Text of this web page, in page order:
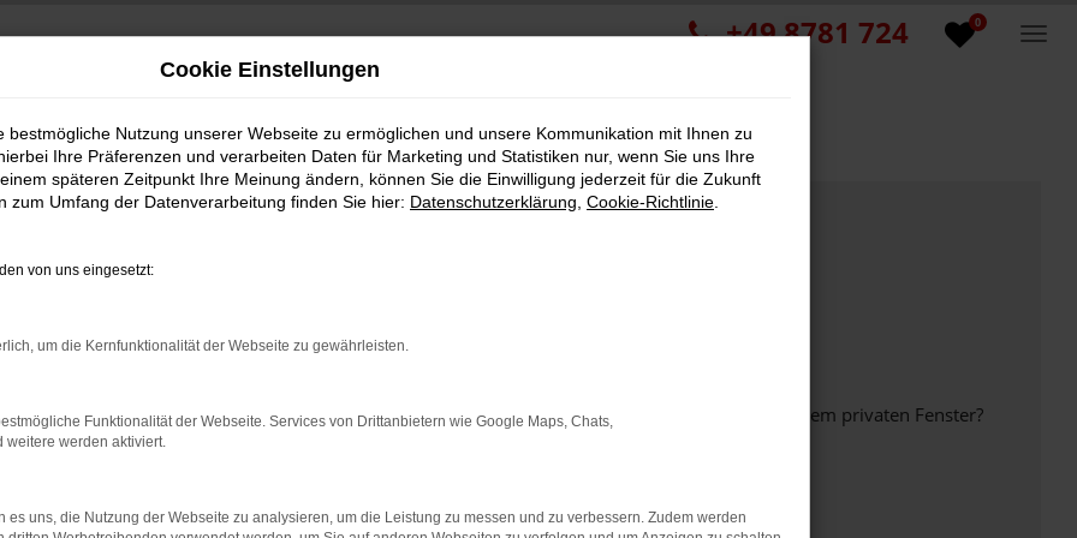
0
+49 8781 724
bestimmter Seiten verhindern. Funktioniert die Seite in einem anderen Browser oder in einem privaten Fenster?
beheben.
auf dem neuesten Stand sind.
Cookie Einstellungen
bestmögliche Nutzung unserer Webseite zu ermöglichen und unsere Kommunikation mit Ihnen zu
Ihre Präferenzen und verarbeiten Daten für Marketing und Statistiken nur, wenn Sie uns Ihre
späteren Zeitpunkt Ihre Meinung ändern, können Sie die Einwilligung jederzeit für die Zukunft
zum Umfang der Datenverarbeitung finden Sie hier: Datenschutzerklärung Cookie-Richtlinie
von uns eingesetzt:
um die Kernfunktionalität der Webseite zu gewährleisten.
Funktionalität der Webseite. Services von Drittanbietern wie Google Maps, Chats,
weitere werden aktiviert.
es uns, die Nutzung der Webseite zu analysieren, um die Leistung zu messen und zu verbessern. Zudem werden